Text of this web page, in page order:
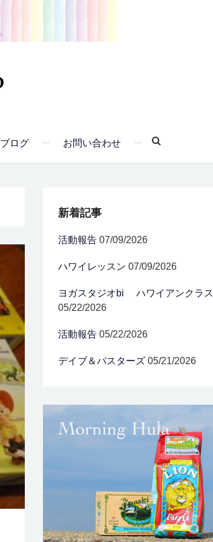
ブログ お問い合わせ
新着記事
活動報告 07/09/2026
ハワイレッスン 07/09/2026
ヨガスタジオbi ハワイアンクラス
05/22/2026
活動報告 05/22/2026
デイブ＆バスターズ 05/21/2026